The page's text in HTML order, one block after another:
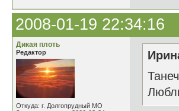
2008-01-19 22:34:16
Дикая плоть
Редактор
Откуда: г. Долгопрудный МО